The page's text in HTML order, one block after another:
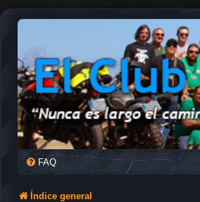
FAQ
Índice general